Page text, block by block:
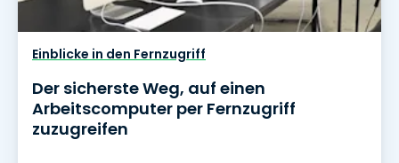
Einblicke in den Fernzugriff
Der sicherste Weg, auf einen
Arbeitscomputer per Fernzugriff
zuzugreifen